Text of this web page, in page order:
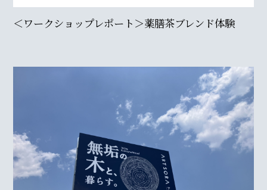
＜ワークショップレポート＞薬膳茶ブレンド体験